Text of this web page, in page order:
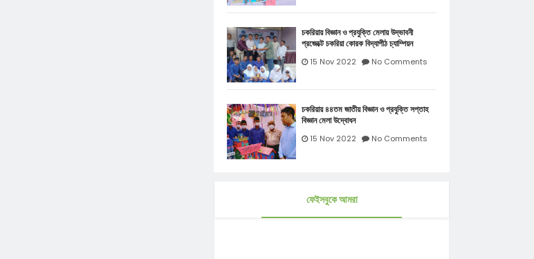
চকরিয়ায় বিজ্ঞান ও প্রযুক্তি মেলায় উদ্ভাবনী
প্রজেক্টে চকরিয়া কোরক বিদ্যাপীঠ চ্যাম্পিয়ন
15 Nov 2022 No Comments
চকরিয়ায় ৪৪তম জাতীয় বিজ্ঞান ও প্রযুক্তি সপ্তাহ
বিজ্ঞান মেলা উদ্বোধন
15 Nov 2022 No Comments
ফেইসবুকে আমরা